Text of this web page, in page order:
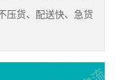
压货、配送快、急货